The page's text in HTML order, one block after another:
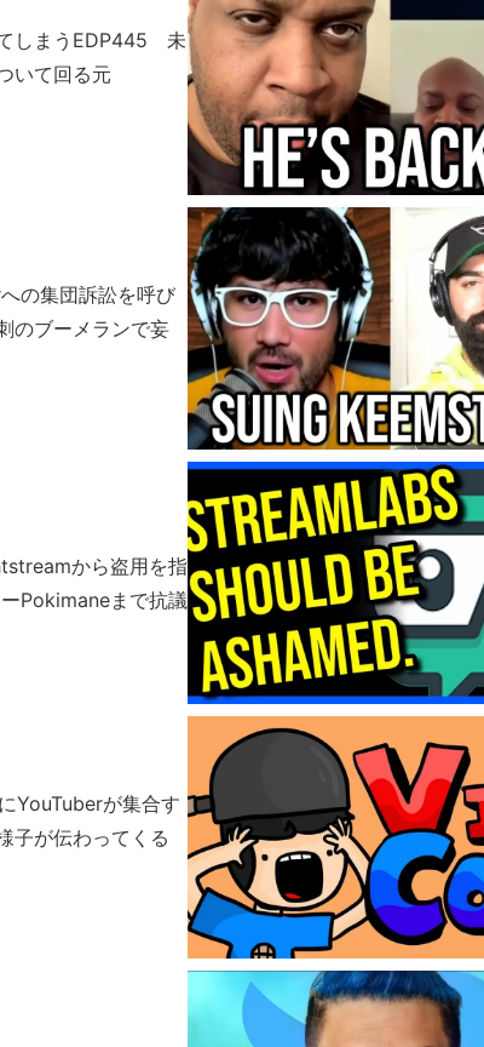
しまうEDP445 未
いて回る元
の集団訴訟を呼び
のブーメランで妄
から盗用を指
Pokimaneまで抗議
YouTuberが集合す
子が伝わってくる